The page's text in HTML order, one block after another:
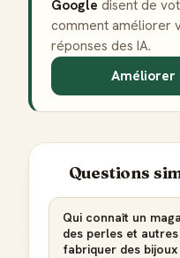
Google disent de
comment améliorer
réponses des IA.
Améliorer
Questions
Qui connaît un
des perles et
fabriquer des bijoux
Gagne des
Notifications
Créer